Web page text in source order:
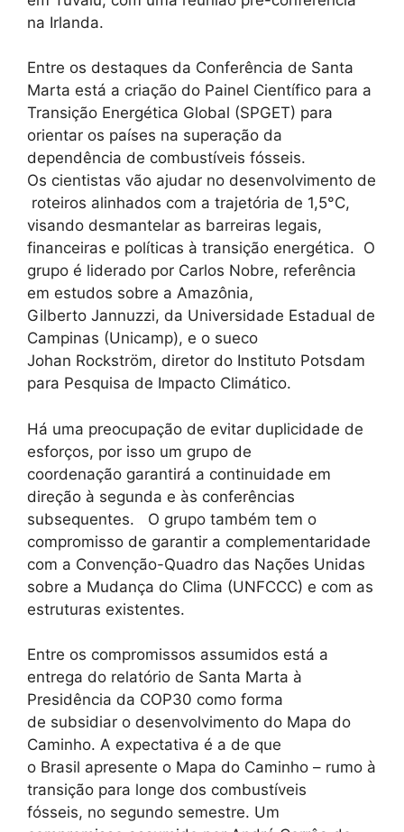
na Irlanda.
Entre os destaques da Conferência de Santa
Marta está a criação do Painel Científico para a
Transição Energética Global (SPGET) para
orientar os países na superação da
dependência de combustíveis fósseis.
Os cientistas vão ajudar no desenvolvimento de
roteiros alinhados com a trajetória de 1,5°C,
visando desmantelar as barreiras legais,
financeiras e políticas à transição energética. O
grupo é liderado por Carlos Nobre, referência
em estudos sobre a Amazônia,
Gilberto Jannuzzi, da Universidade Estadual de
Campinas (Unicamp), e o sueco
Johan Rockström, diretor do Instituto Potsdam
para Pesquisa de Impacto Climático.
Há uma preocupação de evitar duplicidade de
esforços, por isso um grupo de
coordenação garantirá a continuidade em
direção à segunda e às conferências
subsequentes. O grupo também tem o
compromisso de garantir a complementaridade
com a Convenção-Quadro das Nações Unidas
sobre a Mudança do Clima (UNFCCC) e com as
estruturas existentes.
Entre os compromissos assumidos está a
entrega do relatório de Santa Marta à
Presidência da COP30 como forma
de subsidiar o desenvolvimento do Mapa do
Caminho. A expectativa é a de que
o Brasil apresente o Mapa do Caminho – rumo à
transição para longe dos combustíveis
fósseis, no segundo semestre. Um